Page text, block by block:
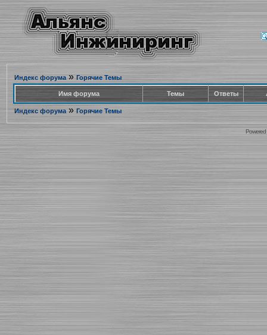
Индекс форума» Горячие Темы
Имя форума Темы Ответы
Индекс форума» Горячие Темы